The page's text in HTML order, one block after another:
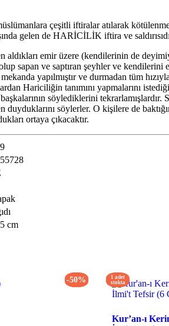
çeşitli iftiralar atılarak
gelen de HARİCİLİK iftira ve
aldıkları emir üzere (kendilerinin de
sapan ve saptıran şeyhler ve kendilerini
yapılmıştır ve durmadan tüm
Hariciliğin tanımını yapmalarını
söylediklerini
duyduklarını söylerler. O kişilere de
ortaya çıkacaktır.
cm
-50%
1 adet
stokta
Kur’an-ı